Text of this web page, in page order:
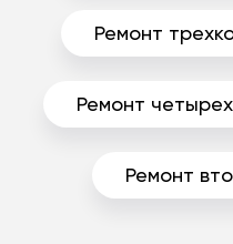
Ремонт
Ремонт
Ремонт